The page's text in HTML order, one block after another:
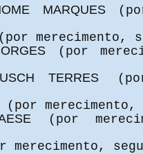
MARQUES
merecimento,
(por
TERRES (por
(por merecimento,
(por
merecimento,